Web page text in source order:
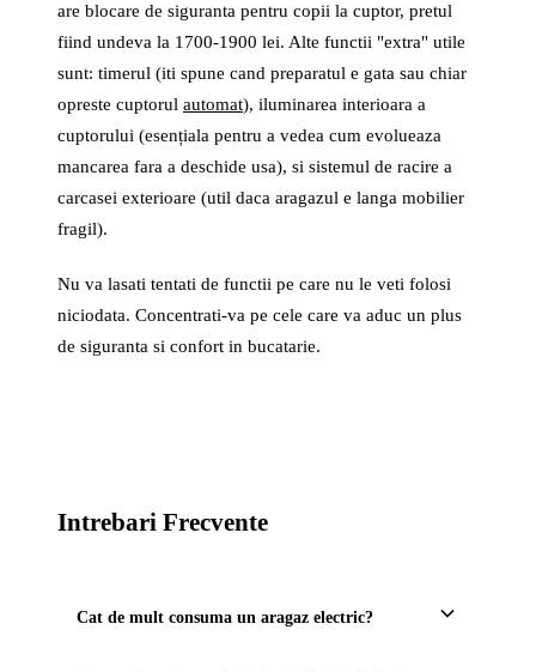
are blocare de siguranta pentru copii la cuptor, pretul
fiind undeva la 1700-1900 lei. Alte functii "extra" utile
sunt: timerul (iti spune cand preparatul e gata sau chiar
opreste cuptorul automat), iluminarea interioara a
cuptorului (esențiala pentru a vedea cum evolueaza
mancarea fara a deschide usa), si sistemul de racire a
carcasei exterioare (util daca aragazul e langa mobilier
fragil).
Nu va lasati tentati de functii pe care nu le veti folosi
niciodata. Concentrati-va pe cele care va aduc un plus
de siguranta si confort in bucatarie.
Intrebari Frecvente
Cat de mult consuma un aragaz electric?